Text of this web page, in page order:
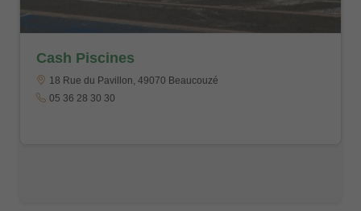
Cash Piscines
18 Rue du Pavillon, 49070 Beaucouzé
05 36 28 30 30